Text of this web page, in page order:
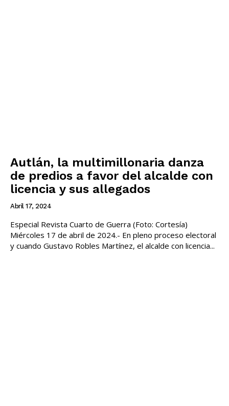
Autlán, la multimillonaria danza
de predios a favor del alcalde con
licencia y sus allegados
Abril 17, 2024
Especial Revista Cuarto de Guerra (Foto: Cortesía)
Miércoles 17 de abril de 2024.- En pleno proceso electoral
y cuando Gustavo Robles Martínez, el alcalde con licencia...